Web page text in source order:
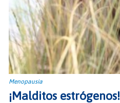
Menopausia
¡Malditos estrógenos!